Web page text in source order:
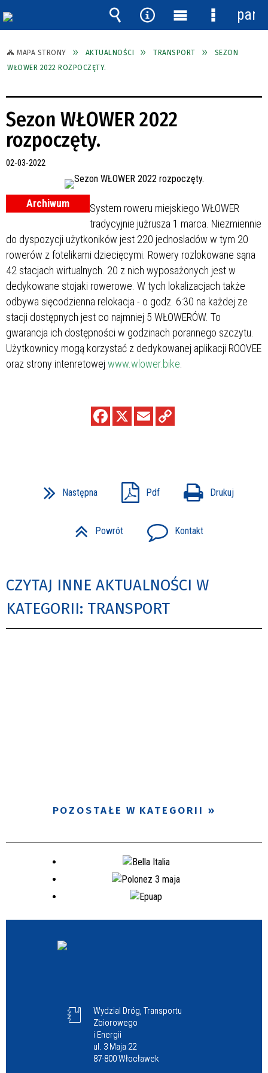
MAPA STRONY AKTUALNOŚCI TRANSPORT
SEZON
WŁOWER 2022 ROZPOCZĘTY.
Sezon WŁOWER 2022
rozpoczęty.
02-03-2022
Archiwum
System roweru miejskiego WŁOWER
tradycyjnie jużrusza 1 marca. Niezmiennie
do dyspozycji użytkoników jest 220 jednosladów w tym 20
rowerów z fotelikami dziecięcymi. Rowery rozlokowane sąna
42 stacjach wirtualnych. 20 z nich wyposażonych jest w
dedykowane stojaki rowerowe. W tych lokalizacjach także
odbywa sięcodzienna relokacja - o godz. 6:30 na każdej ze
stacji dostępnych jest co najmniej 5 WŁOWERÓW. To
gwarancja ich dostępności w godzinach porannego szczytu.
Użytkownicy mogą korzystać z dedykowanej aplikacji ROOVEE
oraz strony intenretowej www.wlower.bike
Następna Pdf Drukuj
Powrót Kontakt
CZYTAJ INNE AKTUALNOŚCI W
KATEGORII: TRANSPORT
POZOSTAŁE W KATEGORII
Wydzial Dróg, Transportu
Zbiorowego
i Energii
ul. 3 Maja 22
87-800 Włocławek
Wyszukiwarka
Narzędzia
Menu
główne
Menu